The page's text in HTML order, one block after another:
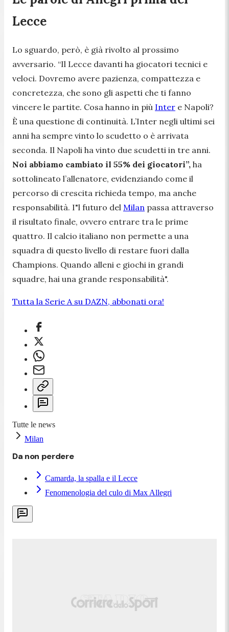
Lecce
Lo sguardo, però, è già rivolto al prossimo
avversario. “Il Lecce davanti ha giocatori tecnici e
veloci. Dovremo avere pazienza, compattezza e
concretezza, che sono gli aspetti che ti fanno
vincere le partite. Cosa hanno in più Inter e Napoli?
È una questione di continuità. L’Inter negli ultimi sei
anni ha sempre vinto lo scudetto o è arrivata
seconda. Il Napoli ha vinto due scudetti in tre anni.
Noi abbiamo cambiato il 55% dei giocatori”, ha
sottolineato l’allenatore, evidenziando come il
percorso di crescita richieda tempo, ma anche
responsabilità. I"l futuro del Milan passa attraverso
il risultato finale, ovvero entrare tra le prime
quattro. Il calcio italiano non permette a una
squadra di questo livello di restare fuori dalla
Champions. Quando alleni e giochi in grandi
squadre, hai una grande responsabilità".
Tutta la Serie A su DAZN, abbonati ora!
Tutte le news
Milan
Da non perdere
Camarda, la spalla e il Lecce
Fenomenologia del culo di Max Allegri